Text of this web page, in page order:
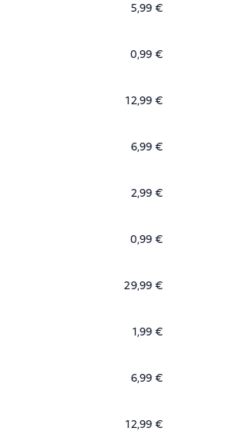
5,99 €
0,99 €
12,99 €
6,99 €
2,99 €
0,99 €
29,99 €
1,99 €
6,99 €
12,99 €